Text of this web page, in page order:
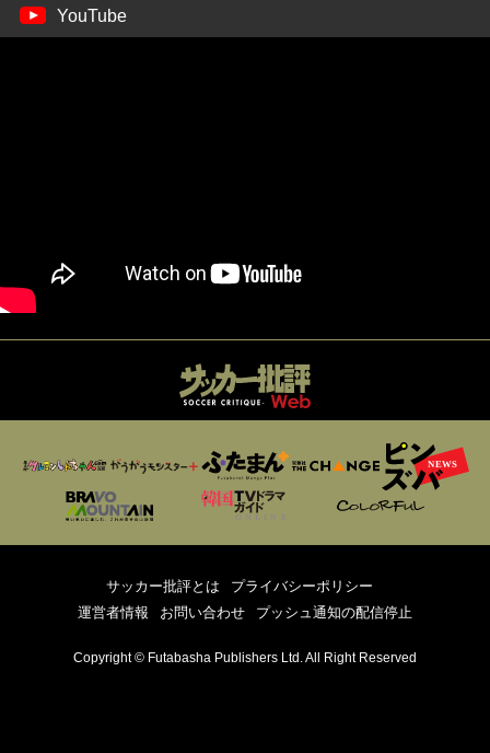
YouTube
サッカー批評とは
プライバシーポリシー
運営者情報
お問い合わせ プッシュ通知の配信停止
Copyright © Futabasha Publishers Ltd. All Right Reserved